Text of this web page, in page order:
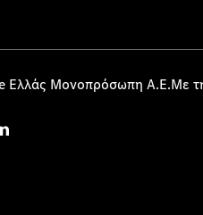
Μονοπρόσωπη Α.Ε.Με